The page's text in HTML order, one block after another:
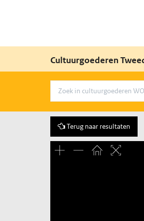
Cultuurgoederen
Terug naar resultaten